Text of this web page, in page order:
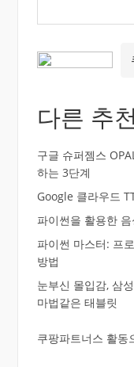
다른 추
구글 슈퍼젬스
하는 3단계
Google 클라우드
파이썬을 활용한
파이썬 마스터: 프
방법
눈부신 몰입감, 삼
마법같은 태블릿
쿠팡파트너스 활동